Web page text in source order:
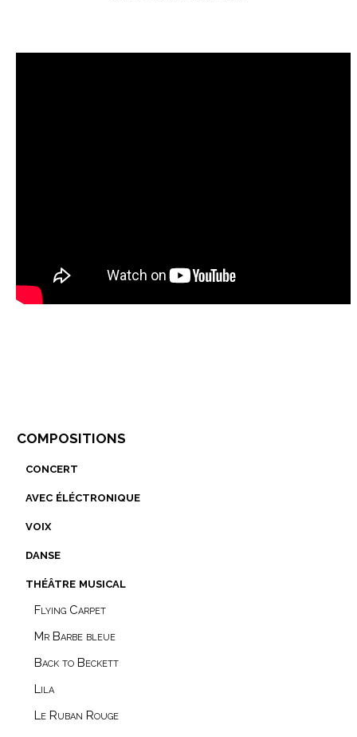
compositions
théâtre musical
Le Ruban Rouge
Lila
Back to Beckett
Mr Barbe bleue
Flying Carpet
danse
voix
avec éléctronique
concert